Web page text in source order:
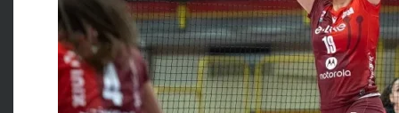
Cầu lông
Tennis
Tin tức